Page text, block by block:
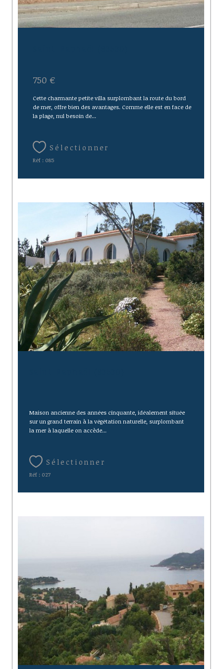
750 €
Cette charmante petite villa surplombant la route du bord
de mer, offre bien des avantages. Comme elle est en face de
la plage, nul besoin de...
Sélectionner
Réf : 085
Maison ancienne des années cinquante, idéalement située
sur un grand terrain à la végétation naturelle, surplombant
la mer à laquelle on accède...
Sélectionner
Réf : 027